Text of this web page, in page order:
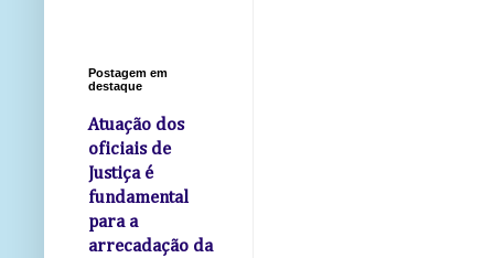
Postagem em
destaque
Atuação dos
oficiais de
Justiça é
fundamental
para a
arrecadação da